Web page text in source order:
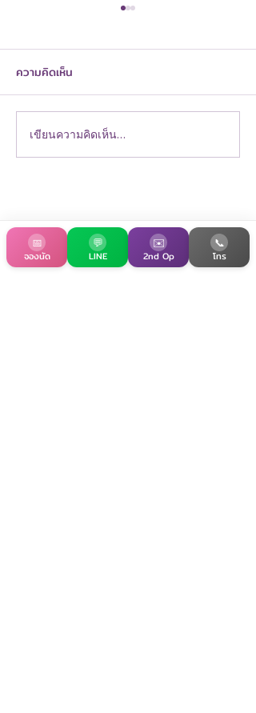
(Mastectomy): ประเภท
ขั้นตอน และการดูแลหลัง
ผ่าตัด
การผ่าตัดเต้านมออกทั้งเต้า หรือ
Mastectomy คือการผ่าตัดนำ
เนื้อเยื่อเต้านมออกเกือบทั้งหมด
หรือทั้งหมดตามแผนการรักษา ใช้
ในการรักษามะเร็งเต้านมบาง
ความคิดเห็น
เขียนความคิดเห็น…
📅
จองนัด
💬
LINE
✉️
2nd Op
📞
โทร